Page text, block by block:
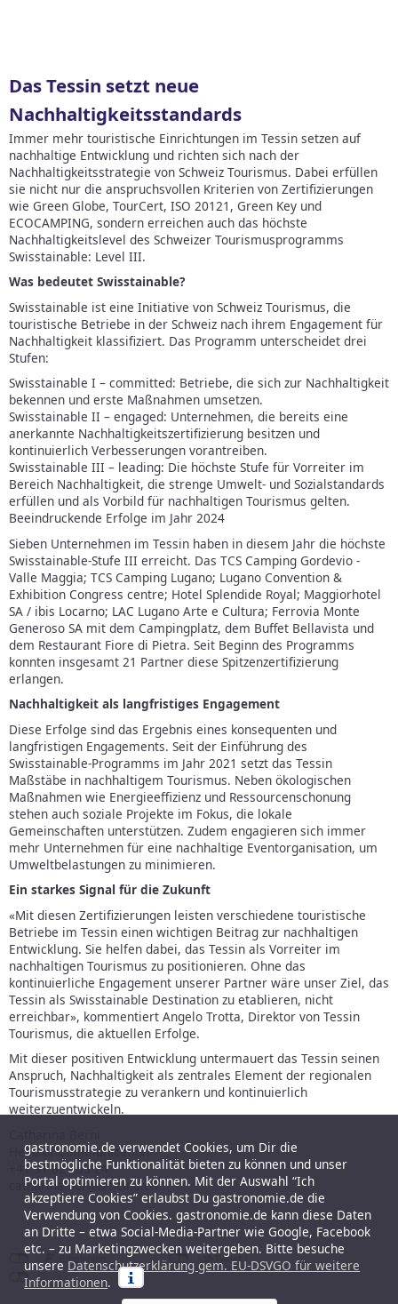
Das Tessin setzt neue
Nachhaltigkeitsstandards
Immer mehr touristische Einrichtungen im Tessin setzen auf
nachhaltige Entwicklung und richten sich nach der
Nachhaltigkeitsstrategie von Schweiz Tourismus. Dabei erfüllen
sie nicht nur die anspruchsvollen Kriterien von Zertifizierungen
wie Green Globe, TourCert, ISO 20121, Green Key und
ECOCAMPING, sondern erreichen auch das höchste
Nachhaltigkeitslevel des Schweizer Tourismusprogramms
Swisstainable: Level III.
Was bedeutet Swisstainable?
Swisstainable ist eine Initiative von Schweiz Tourismus, die
touristische Betriebe in der Schweiz nach ihrem Engagement für
Nachhaltigkeit klassifiziert. Das Programm unterscheidet drei
Stufen:
Swisstainable I – committed: Betriebe, die sich zur Nachhaltigkeit
bekennen und erste Maßnahmen umsetzen.
Swisstainable II – engaged: Unternehmen, die bereits eine
anerkannte Nachhaltigkeitszertifizierung besitzen und
kontinuierlich Verbesserungen vorantreiben.
Swisstainable III – leading: Die höchste Stufe für Vorreiter im
Bereich Nachhaltigkeit, die strenge Umwelt- und Sozialstandards
erfüllen und als Vorbild für nachhaltigen Tourismus gelten.
Beeindruckende Erfolge im Jahr 2024
Sieben Unternehmen im Tessin haben in diesem Jahr die höchste
Swisstainable-Stufe III erreicht. Das TCS Camping Gordevio -
Valle Maggia; TCS Camping Lugano; Lugano Convention &
Exhibition Congress centre; Hotel Splendide Royal; Maggiorhotel
SA / ibis Locarno; LAC Lugano Arte e Cultura; Ferrovia Monte
Generoso SA mit dem Campingplatz, dem Buffet Bellavista und
dem Restaurant Fiore di Pietra. Seit Beginn des Programms
konnten insgesamt 21 Partner diese Spitzenzertifizierung
erlangen.
Nachhaltigkeit als langfristiges Engagement
Diese Erfolge sind das Ergebnis eines konsequenten und
langfristigen Engagements. Seit der Einführung des
Swisstainable-Programms im Jahr 2021 setzt das Tessin
Maßstäbe in nachhaltigem Tourismus. Neben ökologischen
Maßnahmen wie Energieeffizienz und Ressourcenschonung
stehen auch soziale Projekte im Fokus, die lokale
Gemeinschaften unterstützen. Zudem engagieren sich immer
mehr Unternehmen für eine nachhaltige Eventorganisation, um
Umweltbelastungen zu minimieren.
Ein starkes Signal für die Zukunft
«Mit diesen Zertifizierungen leisten verschiedene touristische
Betriebe im Tessin einen wichtigen Beitrag zur nachhaltigen
Entwicklung. Sie helfen dabei, das Tessin als Vorreiter im
nachhaltigen Tourismus zu positionieren. Ohne das
kontinuierliche Engagement unserer Partner wäre unser Ziel, das
Tessin als Swisstainable Destination zu etablieren, nicht
erreichbar», kommentiert Angelo Trotta, Direktor von Tessin
Tourismus, die aktuellen Erfolge.
Mit dieser positiven Entwicklung untermauert das Tessin seinen
Anspruch, Nachhaltigkeit als zentrales Element der regionalen
Tourismusstrategie zu verankern und kontinuierlich
weiterzuentwickeln.
Head of Communication
+41 91 821 53 24
catharina.berni@ticino.ch
gastronomie.de verwendet Cookies, um Dir die
bestmögliche Funktionalität bieten zu können und unser
Portal optimieren zu können. Mit der Auswahl “Ich
akzeptiere Cookies” erlaubst Du gastronomie.de die
Verwendung von Cookies. gastronomie.de kann diese Daten
an Dritte – etwa Social-Media-Partner wie Google, Facebook
etc. – zu Marketingzwecken weitergeben. Bitte besuche
unsere Datenschutzerklärung gem. EU-DSVGO für weitere
Informationen.